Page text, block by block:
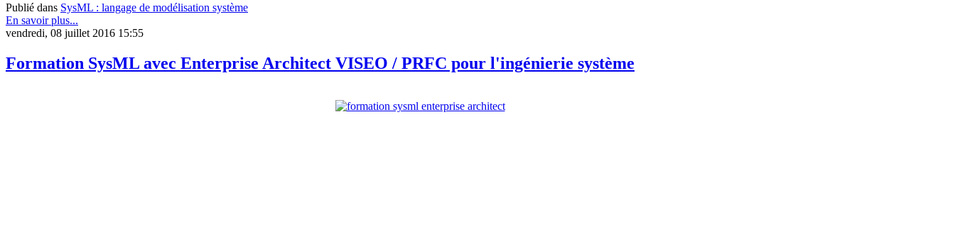
Publié dans SysML : langage de modélisation système
En savoir plus...
vendredi, 08 juillet 2016 15:55
Formation SysML avec Enterprise Architect VISEO / PRFC pour l'ingénierie système